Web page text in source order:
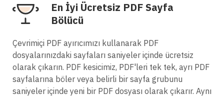
En İyi Ücretsiz PDF Sayfa
Bölücü
Çevrimiçi PDF ayırıcımızı kullanarak PDF
dosyalarınızdaki sayfaları saniyeler içinde ücretsiz
olarak çıkarın. PDF kesicimiz, PDF'leri tek tek, ayrı PDF
sayfalarına böler veya belirli bir sayfa grubunu
saniyeler içinde yeni bir PDF dosyası olarak çıkarır. Aynı